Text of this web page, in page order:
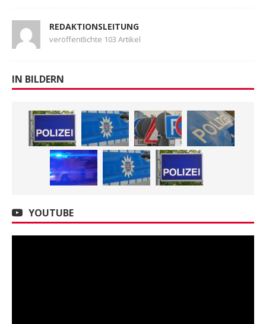
REDAKTIONSLEITUNG
veröffentlichte 103 Artikel
IN BILDERN
YOUTUBE